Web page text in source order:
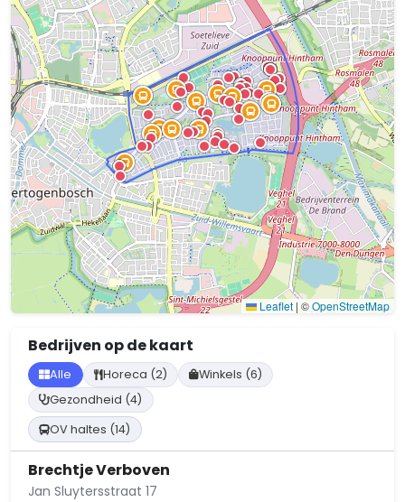
Leaflet | ©OpenStreetMap
Bedrijven op de kaart
Alle Horeca (2)
Winkels (6)
Gezondheid (4)
OV haltes (14)
Brechtje Verboven
Jan Sluytersstraat 17